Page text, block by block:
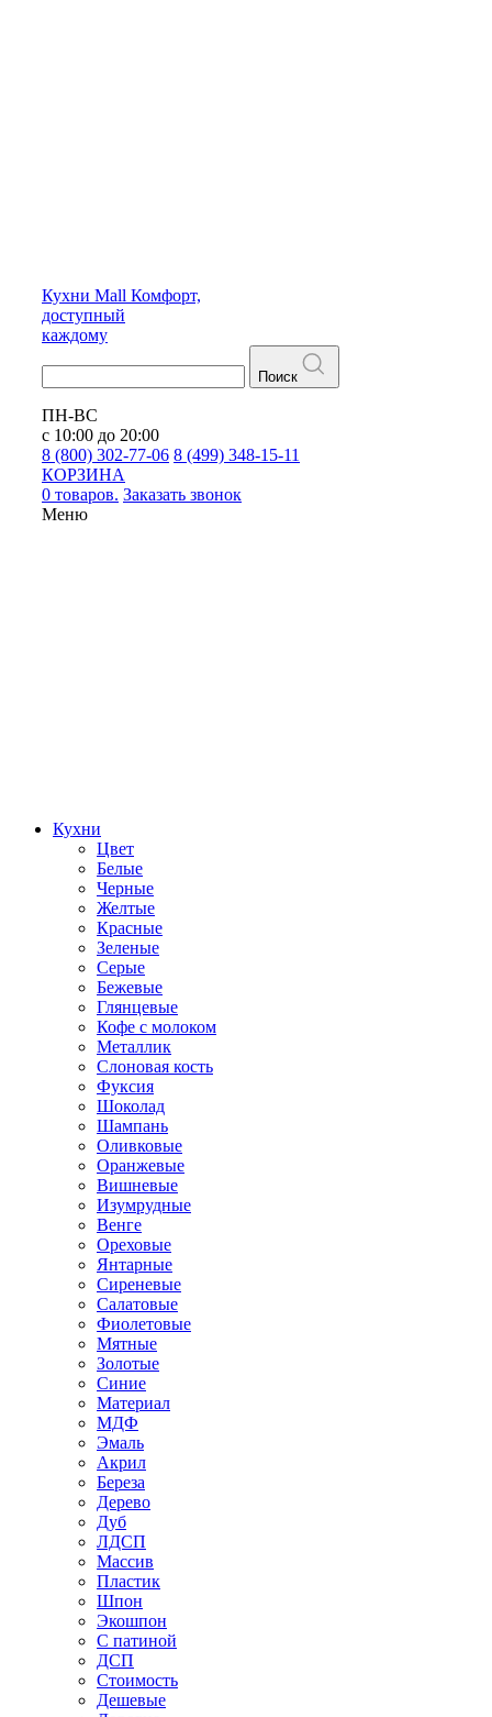
Кухни Mall Комфорт,
доступный
каждому
Поиск
ПН-ВС
с 10:00 до 20:00
8 (800) 302-77-06 8 (499) 348-15-11
КОРЗИНА
0 товаров. Заказать звонок
Меню
Кухни
Цвет
Белые
Черные
Желтые
Красные
Зеленые
Серые
Бежевые
Глянцевые
Кофе с молоком
Металлик
Слоновая кость
Фуксия
Шоколад
Шампань
Оливковые
Оранжевые
Вишневые
Изумрудные
Венге
Ореховые
Янтарные
Сиреневые
Салатовые
Фиолетовые
Мятные
Золотые
Синие
Материал
МДФ
Эмаль
Акрил
Береза
Дерево
Дуб
ЛДСП
Массив
Пластик
Шпон
Экошпон
С патиной
ДСП
Стоимость
Дешевые